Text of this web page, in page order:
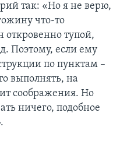
так: «Но я не верю,
что-то
откровенно тупой,
Поэтому, если ему
по пунктам –
выполнять, на
соображения. Но
ничего, подобное